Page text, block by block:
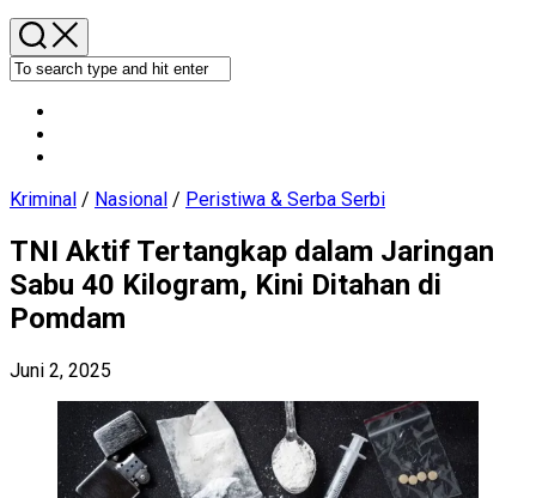
Kriminal / Nasional / Peristiwa & Serba Serbi
TNI Aktif Tertangkap dalam Jaringan
Sabu 40 Kilogram, Kini Ditahan di
Pomdam
Juni 2, 2025